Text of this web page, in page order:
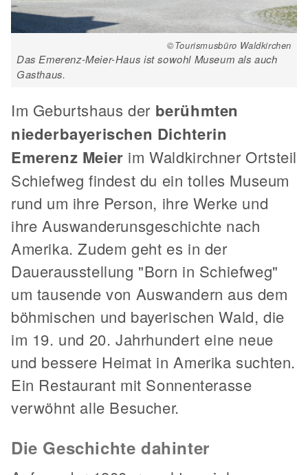
©Tourismusbüro Waldkirchen
Das Emerenz-Meier-Haus ist sowohl Museum als auch
Gasthaus.
Im Geburtshaus der berühmten
niederbayerischen Dichterin
Emerenz Meier im Waldkirchner Ortsteil
Schiefweg findest du ein tolles Museum
rund um ihre Person, ihre Werke und
ihre Auswanderunsgeschichte nach
Amerika. Zudem geht es in der
Dauerausstellung "Born in Schiefweg"
um tausende von Auswandern aus dem
böhmischen und bayerischen Wald, die
im 19. und 20. Jahrhundert eine neue
und bessere Heimat in Amerika suchten.
Ein Restaurant mit Sonnenterasse
verwöhnt alle Besucher.
Die Geschichte dahinter